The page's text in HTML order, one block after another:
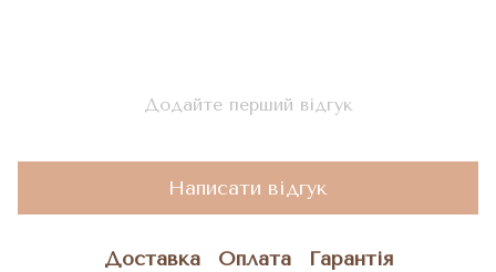
Додайте перший відгук
Написати відгук
Доставка Оплата Гарантія